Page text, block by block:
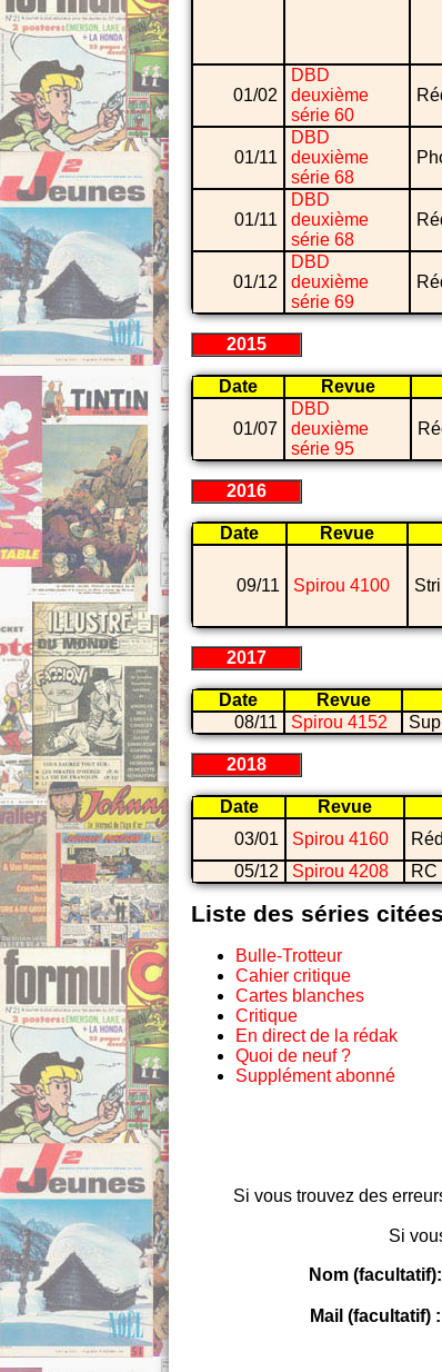
01/02
DBD
deuxième
série 60
01/11
DBD
deuxième
série 68
01/11
DBD
deuxième
série 68
01/12
DBD
deuxième
série 69
2015
Date Revue
01/07
DBD
deuxième
série 95
2016
Date Revue
09/11 Spirou 4100
2017
Date Revue
08/11
Spirou 4152
2018
Date Revue
03/01
Spirou 4160
05/12
Spirou 4208 RC
Liste des séries citées
Bulle-Trotteur
Cahier critique
Cartes blanches
Critique
En direct de la rédak
Quoi de neuf ?
Supplément abonné
Si vous trouvez des
Si
Nom (facultatif):
Mail (facultatif) :